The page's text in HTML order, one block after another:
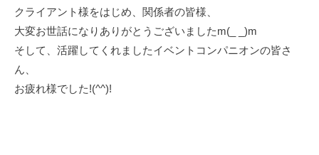
クライアント様をはじめ、関係者の皆様、
大変お世話になりありがとうございましたm(_ _)m
そして、活躍してくれましたイベントコンパニオンの皆さ
ん、
お疲れ様でした!(^^)!